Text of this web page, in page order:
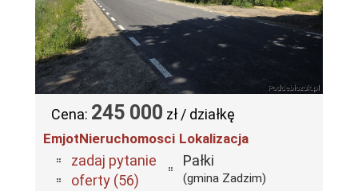
Cena: 245 000 zł / działkę
EmjotNieruchomosci
zadaj pytanie
oferty (56)
Lokalizacja
Pałki
(gmina Zadzim)